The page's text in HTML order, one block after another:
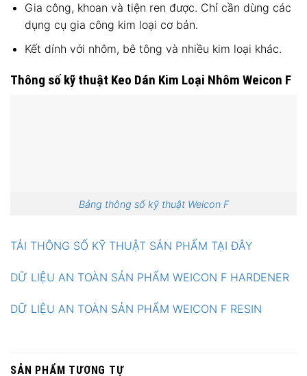
Gia công, khoan và tiện ren được. Chỉ cần dùng các
dụng cụ gia công kim loại cơ bản.
Kết dính với nhôm, bê tông và nhiều kim loại khác.
Thông số kỹ thuật Keo Dán Kim Loại Nhôm Weicon F
Bảng thông số kỹ thuật Weicon F
TẢI THÔNG SỐ KỸ THUẬT SẢN PHẨM TẠI ĐÂY
DỮ LIỆU AN TOÀN SẢN PHẨM WEICON F HARDENER
DỮ LIỆU AN TOÀN SẢN PHẨM WEICON F RESIN
SẢN PHẨM TƯƠNG TỰ